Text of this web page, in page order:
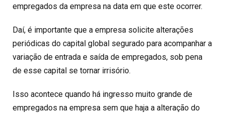
empregados da empresa na data em que este ocorrer.
Daí, é importante que a empresa solicite alterações
periódicas do capital global segurado para acompanhar a
variação de entrada e saída de empregados, sob pena
de esse capital se tornar irrisório.
Isso acontece quando há ingresso muito grande de
empregados na empresa sem que haja a alteração do